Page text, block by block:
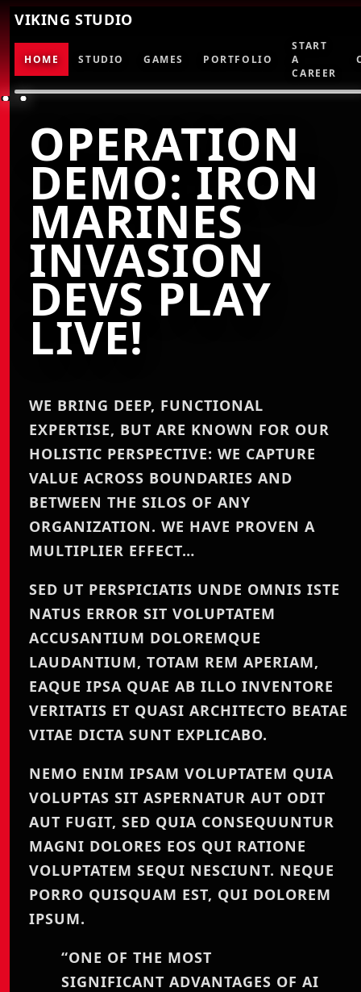
VIKING STUDIO
HOME STUDIO GAMES PORTFOLIO
START
A
CAREER
OPERATION
DEMO: IRON
MARINES
INVASION
DEVS PLAY
LIVE!
WE BRING DEEP, FUNCTIONAL
EXPERTISE, BUT ARE KNOWN FOR OUR
HOLISTIC PERSPECTIVE: WE CAPTURE
VALUE ACROSS BOUNDARIES AND
BETWEEN THE SILOS OF ANY
ORGANIZATION. WE HAVE PROVEN A
MULTIPLIER EFFECT…
SED UT PERSPICIATIS UNDE OMNIS ISTE
NATUS ERROR SIT VOLUPTATEM
ACCUSANTIUM DOLOREMQUE
LAUDANTIUM, TOTAM REM APERIAM,
EAQUE IPSA QUAE AB ILLO INVENTORE
VERITATIS ET QUASI ARCHITECTO BEATAE
VITAE DICTA SUNT EXPLICABO.
NEMO ENIM IPSAM VOLUPTATEM QUIA
VOLUPTAS SIT ASPERNATUR AUT ODIT
AUT FUGIT, SED QUIA CONSEQUUNTUR
MAGNI DOLORES EOS QUI RATIONE
VOLUPTATEM SEQUI NESCIUNT. NEQUE
PORRO QUISQUAM EST, QUI DOLOREM
IPSUM.
“ONE OF THE MOST
SIGNIFICANT ADVANTAGES OF AI